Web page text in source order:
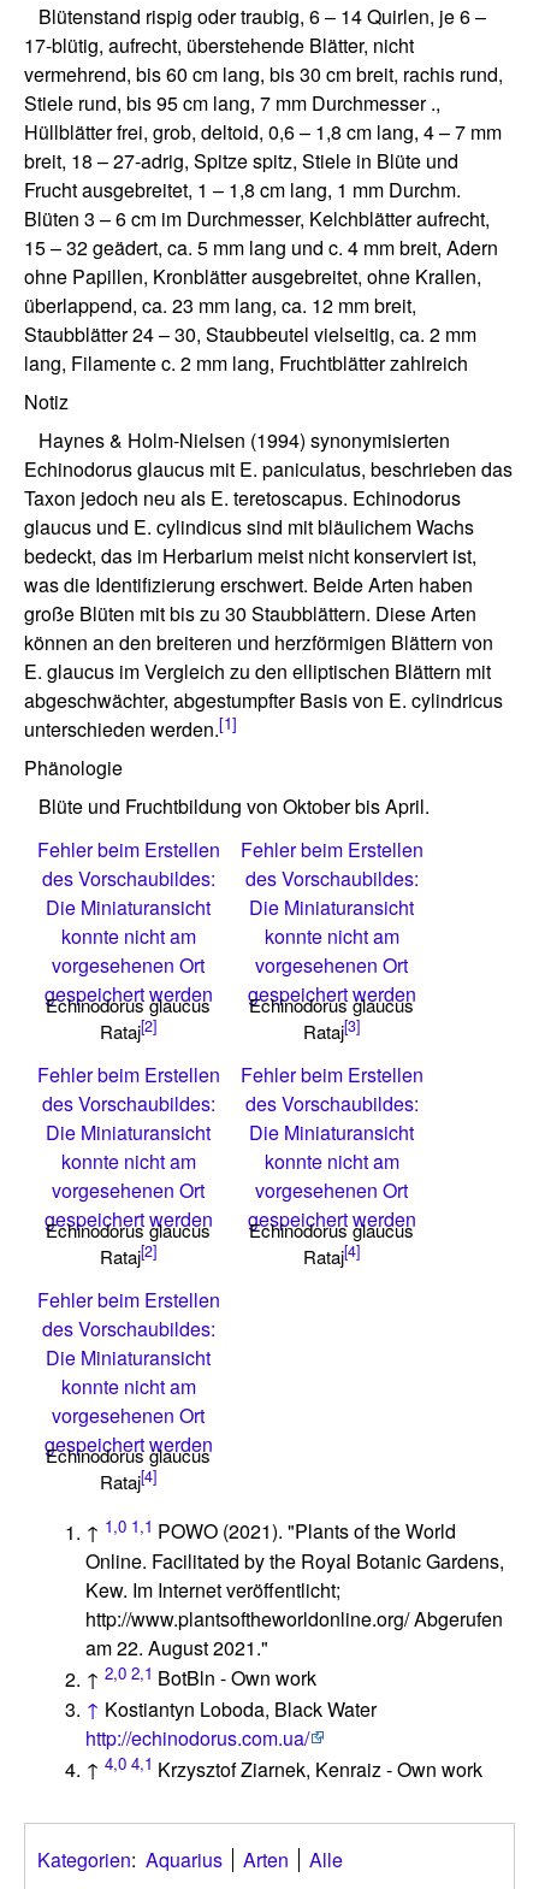
Blütenstand rispig oder traubig, 6 – 14 Quirlen, je 6 –
17-blütig, aufrecht, überstehende Blätter, nicht
vermehrend, bis 60 cm lang, bis 30 cm breit, rachis rund,
Stiele rund, bis 95 cm lang, 7 mm Durchmesser .,
Hüllblätter frei, grob, deltoid, 0,6 – 1,8 cm lang, 4 – 7 mm
breit, 18 – 27-adrig, Spitze spitz, Stiele in Blüte und
Frucht ausgebreitet, 1 – 1,8 cm lang, 1 mm Durchm.
Blüten 3 – 6 cm im Durchmesser, Kelchblätter aufrecht,
15 – 32 geädert, ca. 5 mm lang und c. 4 mm breit, Adern
ohne Papillen, Kronblätter ausgebreitet, ohne Krallen,
überlappend, ca. 23 mm lang, ca. 12 mm breit,
Staubblätter 24 – 30, Staubbeutel vielseitig, ca. 2 mm
lang, Filamente c. 2 mm lang, Fruchtblätter zahlreich
Notiz
Haynes & Holm-Nielsen (1994) synonymisierten
Echinodorus glaucus mit E. paniculatus, beschrieben das
Taxon jedoch neu als E. teretoscapus. Echinodorus
glaucus und E. cylindicus sind mit bläulichem Wachs
bedeckt, das im Herbarium meist nicht konserviert ist,
was die Identifizierung erschwert. Beide Arten haben
große Blüten mit bis zu 30 Staubblättern. Diese Arten
können an den breiteren und herzförmigen Blättern von
E. glaucus im Vergleich zu den elliptischen Blättern mit
abgeschwächter, abgestumpfter Basis von E. cylindricus
unterschieden werden.[1]
Phänologie
Blüte und Fruchtbildung von Oktober bis April.
Fehler beim Erstellen
des Vorschaubildes:
Die Miniaturansicht
konnte nicht am
vorgesehenen Ort
gespeichert werden
Echinodorus glaucus
Rataj[2]
Fehler beim Erstellen
des Vorschaubildes:
Die Miniaturansicht
konnte nicht am
vorgesehenen Ort
gespeichert werden
Echinodorus glaucus
Rataj[3]
Fehler beim Erstellen
des Vorschaubildes:
Die Miniaturansicht
konnte nicht am
vorgesehenen Ort
gespeichert werden
Echinodorus glaucus
Rataj[2]
Fehler beim Erstellen
des Vorschaubildes:
Die Miniaturansicht
konnte nicht am
vorgesehenen Ort
gespeichert werden
Echinodorus glaucus
Rataj[4]
Fehler beim Erstellen
des Vorschaubildes:
Die Miniaturansicht
konnte nicht am
vorgesehenen Ort
gespeichert werden
Echinodorus glaucus
Rataj[4]
↑ 1,0 1,1 POWO (2021). "Plants of the World
Online. Facilitated by the Royal Botanic Gardens,
Kew. Im Internet veröffentlicht;
http://www.plantsoftheworldonline.org/ Abgerufen
am 22. August 2021."
↑2,0 2,1 BotBln - Own work
↑ Kostiantyn Loboda, Black Water
http://echinodorus.com.ua/
↑4,0 4,1 Krzysztof Ziarnek, Kenraiz - Own work
Kategorien: Aquarius Arten Alle